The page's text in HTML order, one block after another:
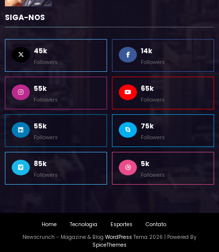
SIGA-NOS
45k
Followers
14k
Followers
55k
Followers
65k
Followers
55k
Followers
75k
Followers
85k
Followers
5k
Followers
Home Tecnologia Esportes
Contato
Newscrunch - Magazine & Blog WordPress Tema 2026 | Powered By
SpiceThemes